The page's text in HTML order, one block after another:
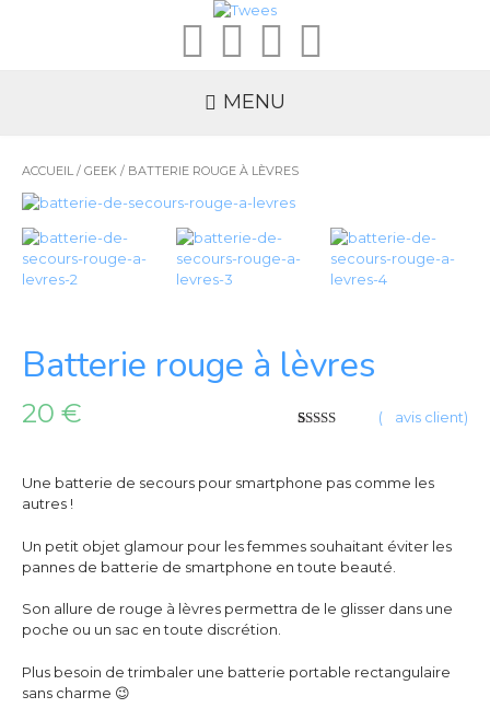
MENU
ACCUEIL / GEEK / BATTERIE ROUGE À LÈVRES
Batterie rouge à lèvres
client
( avis client)
20 €
Une batterie de secours pour smartphone pas comme les
autres !
Un petit objet glamour pour les femmes souhaitant éviter les
pannes de batterie de smartphone en toute beauté.
Son allure de rouge à lèvres permettra de le glisser dans une
poche ou un sac en toute discrétion.
Plus besoin de trimbaler une batterie portable rectangulaire
sans charme 😉